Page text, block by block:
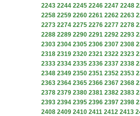
2243 2244 2245 2246 2247 2248
2258 2259 2260 2261 2262 2263
2273 2274 2275 2276 2277 2278
2288 2289 2290 2291 2292 2293
2303 2304 2305 2306 2307 2308
2318 2319 2320 2321 2322 2323
2333 2334 2335 2336 2337 2338
2348 2349 2350 2351 2352 2353
2363 2364 2365 2366 2367 2368
2378 2379 2380 2381 2382 2383
2393 2394 2395 2396 2397 2398
2408 2409 2410 2411 2412 2413